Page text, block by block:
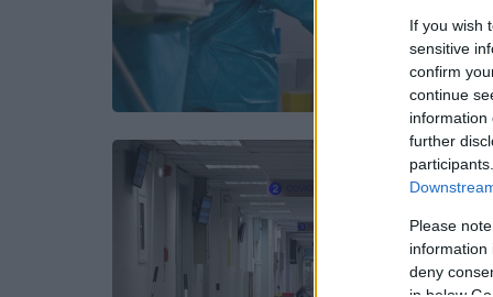
If you wish
sensitive
confirm
continue
information
further
Please
information
deny